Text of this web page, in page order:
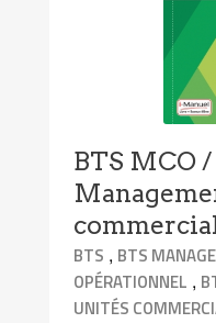
BTS MCO
BTS , BTS
OPÉRATIONNEL ,
UNITÉS